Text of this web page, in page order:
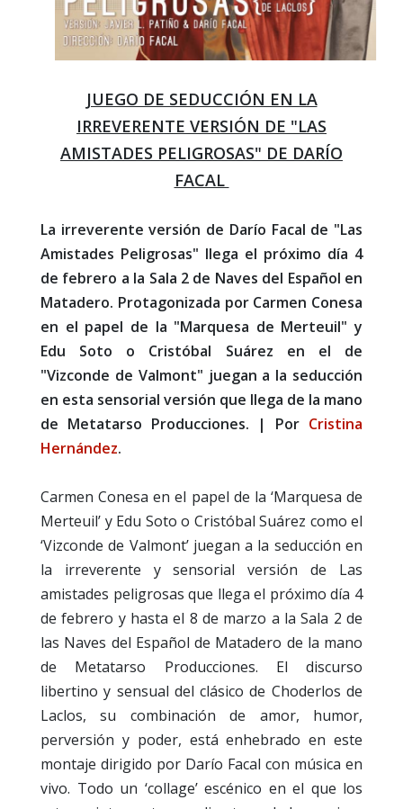
JUEGO DE SEDUCCIÓN EN LA
IRREVERENTE VERSIÓN DE "LAS
AMISTADES PELIGROSAS" DE DARÍO
FACAL
La irreverente versión de Darío Facal de "Las
Amistades Peligrosas" llega el próximo día 4
de febrero a la Sala 2 de Naves del Español en
Matadero. Protagonizada por Carmen Conesa
en el papel de la "Marquesa de Merteuil" y
Edu Soto o Cristóbal Suárez en el de
"Vizconde de Valmont" juegan a la seducción
en esta sensorial versión que llega de la mano
de Metatarso Producciones. | Por Cristina
Hernández.
Carmen Conesa en el papel de la ‘Marquesa de
Merteuil’ y Edu Soto o Cristóbal Suárez como el
‘Vizconde de Valmont’ juegan a la seducción en
la irreverente y sensorial versión de Las
amistades peligrosas que llega el próximo día 4
de febrero y hasta el 8 de marzo a la Sala 2 de
las Naves del Español de Matadero de la mano
de Metatarso Producciones. El discurso
libertino y sensual del clásico de Choderlos de
Laclos, su combinación de amor, humor,
perversión y poder, está enhebrado en este
montaje dirigido por Darío Facal con música en
vivo. Todo un ‘collage’ escénico en el que los